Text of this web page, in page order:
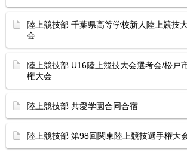
陸上競技部 千葉県高等学校新人陸上競技
会
陸上競技部 U16陸上競技大会選考会/松戸
権大会
陸上競技部 共愛学園合同合宿
陸上競技部 第98回関東陸上競技選手権大